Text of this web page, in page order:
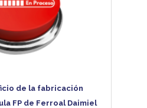
de la fabricación
FP de Ferroal Daimiel